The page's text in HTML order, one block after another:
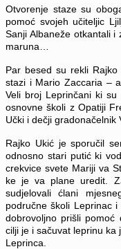
Otvorenje staze su
pomoć svojeh učiteljic
Sanji Albaneže otkantali i
maruna…
Par besed su rekli
stazi i Mario Zaccaria –
Veli broj Leprinčani ki
osnovne školi z Opatiji
Učki i dečji gradonačelnik
Rajko Ukić je sporučil
odnosno stari putić ki
crekvice svete Mariji va
ke je va plane uredit.
sudjelovali ćlani
područne školi Leprinac
dobrovoljno prišli
cilji je i sačuvat leprinu ka
Leprinca.